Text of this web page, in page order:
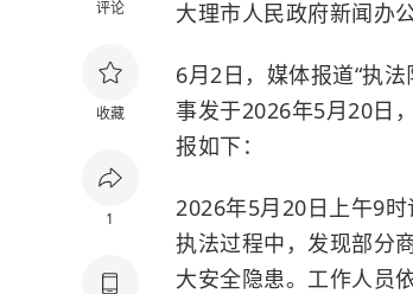
评论
收藏
1
大理市人民政府新闻办
6月2日，媒体报道“执
事发于2026年5月20日
报如下：
2026年5月20日上午9
执法过程中，发现部分
大安全隐患。工作人员